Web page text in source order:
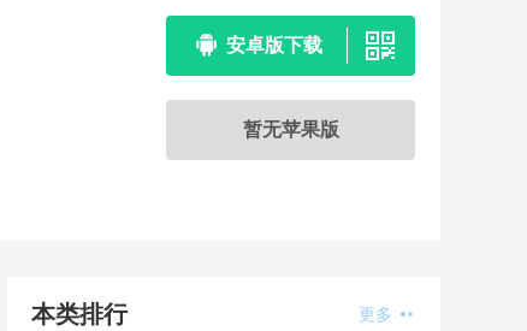
安卓版下载
暂无苹果版
本类排行 更多